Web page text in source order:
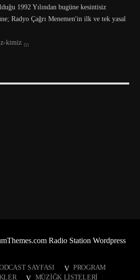
1992 Yılından bugüne kesintisiz
Radyo Çağrı Menemen'in ilk ve tek yasal
kimiz
Radio Station Wordpress
SAYFASI
PROGRAM
MÜZIĞK LISTELERI